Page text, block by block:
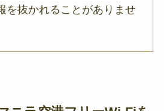
を抜かれることがありませ